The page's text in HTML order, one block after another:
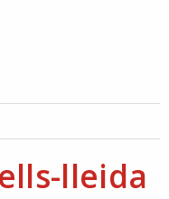
lleida